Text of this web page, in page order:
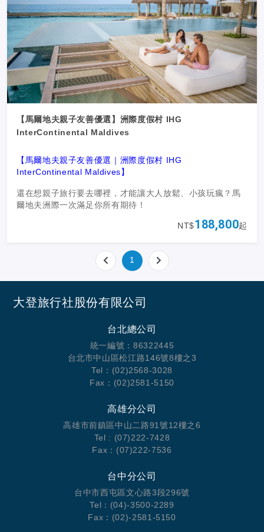
【馬爾地夫親子友善優選】洲際度假村 IHG
InterContinental Maldives
【馬爾地夫親子友善優選｜洲際度假村 IHG
InterContinental Maldives】
還在想親子旅行要去哪裡，才能讓大人放鬆、小孩玩瘋？馬
爾地夫洲際一次滿足你所有期待！
親子友善設施：兒童俱樂部、遊樂園、自然探索、手作、
托嬰服務好貼心：爸媽安心去SPA、酒吧小酌、出海看海
部分日期再享飲品無限暢飲，從早到晚被寵愛。
水上飛機＋貴賓室接待：含馬列機場往返水上飛機接送，
打卡必勝房型：水上泳池別墅、沙灘泳池別墅、兩房家庭
Lagoon Villa任你選，還有短期早鳥優惠、房型升等＆兒童
水飛免費等限時好康。
現在預訂馬爾地夫洲際方案，最低每房 NT$188,800 起，部
分日期前訂購再享額外折扣與獨家贈禮。
馬爾地夫非常適合親子同遊！親子友善
度假村設有兒童俱樂部與遊樂園，安排自然探索、手作、美
術等活動，讓孩子開拓國際視野。
多數度假村提供托嬰服務，爸媽也能安心享受浪漫假期。
優選馬爾地夫洲際度假村 IHG InterContinental Maldives
NT$188,800起
1
大登旅行社股份有限公司
台北總公司
統一編號：86322445
台北市中山區松江路146號8樓之3
Tel：(02)2568-3028
Fax：(02)2581-5150
高雄分公司
高雄市前鎮區中山二路91號12樓之6
Tel : (07)222-7428
Fax：(07)222-7536
台中分公司
台中市西屯區文心路3段296號
Tel：(04)-3500-2289
Fax：(02)-2581-5150